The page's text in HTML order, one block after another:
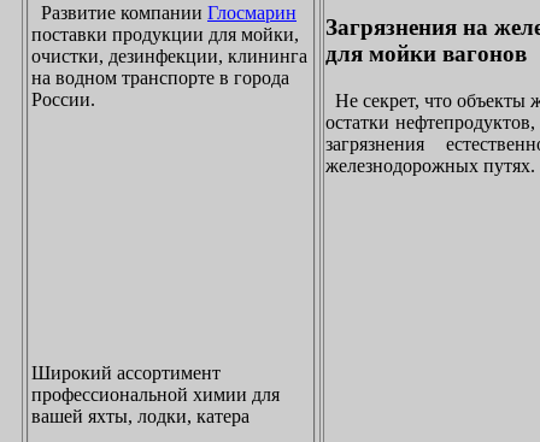
Развитие компании Глосмарин
поставки продукции для мойки,
очистки, дезинфекции, клининга
на водном транспорте в города
России.
Широкий ассортимент
профессиональной химии для
вашей яхты, лодки, катера
Загрязнения на
для мойки вагонов
Не секрет, что объекты
остатки нефтепродуктов,
загрязнения
железнодорожных путях.